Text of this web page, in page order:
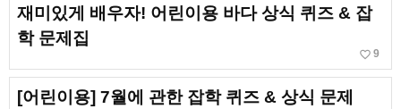
재미있게 배우자! 어린이용 바다 상식 퀴즈 & 잡
학 문제집
favorite_border 9
[어린이용] 7월에 관한 잡학 퀴즈 & 상식 문제